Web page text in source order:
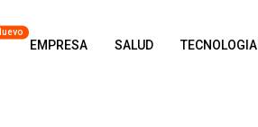
EMPRESA SALUD TECNOLOGIA